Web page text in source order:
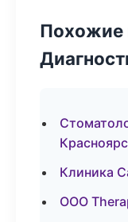
Похожие
Клиника
ООО